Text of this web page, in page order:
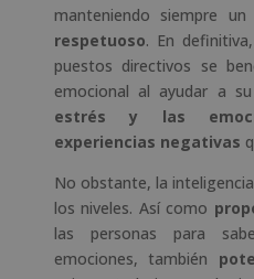
manteniendo siempre un
respetuoso. En
puestos directivos se
emocional al ayudar a
estrés y las
experiencias negativas
No obstante, la
los niveles. Así como
las personas para
emociones, también